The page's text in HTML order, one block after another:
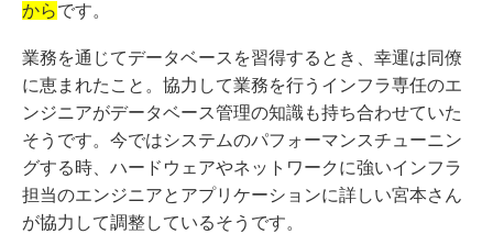
からです。
業務を通じてデータベースを習得するとき、幸運は同僚
に恵まれたこと。協力して業務を行うインフラ専任のエ
ンジニアがデータベース管理の知識も持ち合わせていた
そうです。今ではシステムのパフォーマンスチューニン
グする時、ハードウェアやネットワークに強いインフラ
担当のエンジニアとアプリケーションに詳しい宮本さん
が協力して調整しているそうです。